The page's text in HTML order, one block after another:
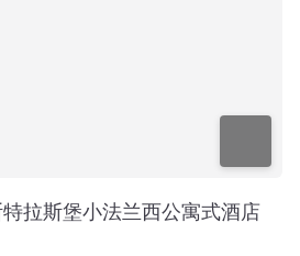
拉斯堡小法兰西公寓式酒店